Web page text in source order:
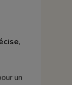
,
un